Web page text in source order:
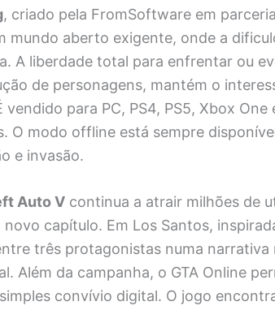
, criado pela FromSoftware em
mundo aberto exigente, onde a
A liberdade total para enfrentar ou
de personagens, mantém o
vendido para PC, PS4, PS5, Xbox
O modo offline está sempre
e invasão.
Auto V continua a atrair milhões de
novo capítulo. Em Los Santos,
três protagonistas numa narrativa
Além da campanha, o GTA Online
convívio digital. O jogo